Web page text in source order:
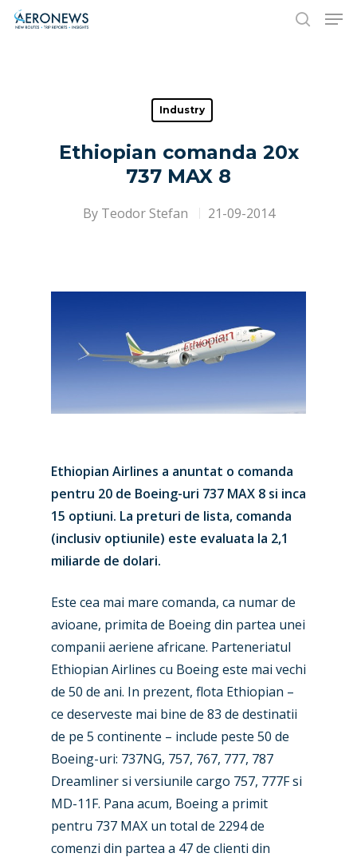
Hit enter to search or ESC to close
Industry
Ethiopian comanda 20x
737 MAX 8
By Teodor Stefan 21-09-2014
Ethiopian Airlines a anuntat o comanda
pentru 20 de Boeing-uri 737 MAX 8 si inca
15 optiuni. La preturi de lista, comanda
(inclusiv optiunile) este evaluata la 2,1
miliarde de dolari.
Este cea mai mare comanda, ca numar de
avioane, primita de Boeing din partea unei
companii aeriene africane. Parteneriatul
Ethiopian Airlines cu Boeing este mai vechi
de 50 de ani. In prezent, flota Ethiopian –
ce deserveste mai bine de 83 de destinatii
de pe 5 continente – include peste 50 de
Boeing-uri: 737NG, 757, 767, 777, 787
Dreamliner si versiunile cargo 757, 777F si
MD-11F. Pana acum, Boeing a primit
pentru 737 MAX un total de 2294 de
comenzi din partea a 47 de clienti din
New Routes
Industry
Accidents / Incidents
Airshows
Dubai 2025
Paris 2025
Farnborough 2024
Paris 2023
Farnborough 2022
Business Jets
Military
Trip Reports
Marketplace